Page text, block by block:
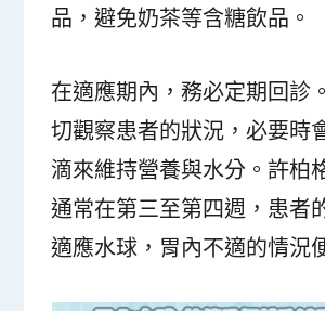
品，避免奶茶等含糖飲品。
在適應期內，務必定期回診
切觀察患者的狀況，必要時
滴來維持營養與水分。許柏
通常在第三至第四週，患者
適應水球，胃內不適的情況